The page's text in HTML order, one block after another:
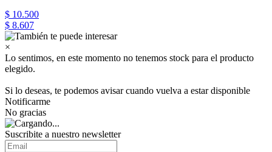
$ 10.500
$ 8.607
×
Lo sentimos, en este momento no tenemos stock para el producto
elegido.
Si lo deseas, te podemos avisar cuando vuelva a estar disponible
Notificarme
No gracias
Suscribite a nuestro newsletter